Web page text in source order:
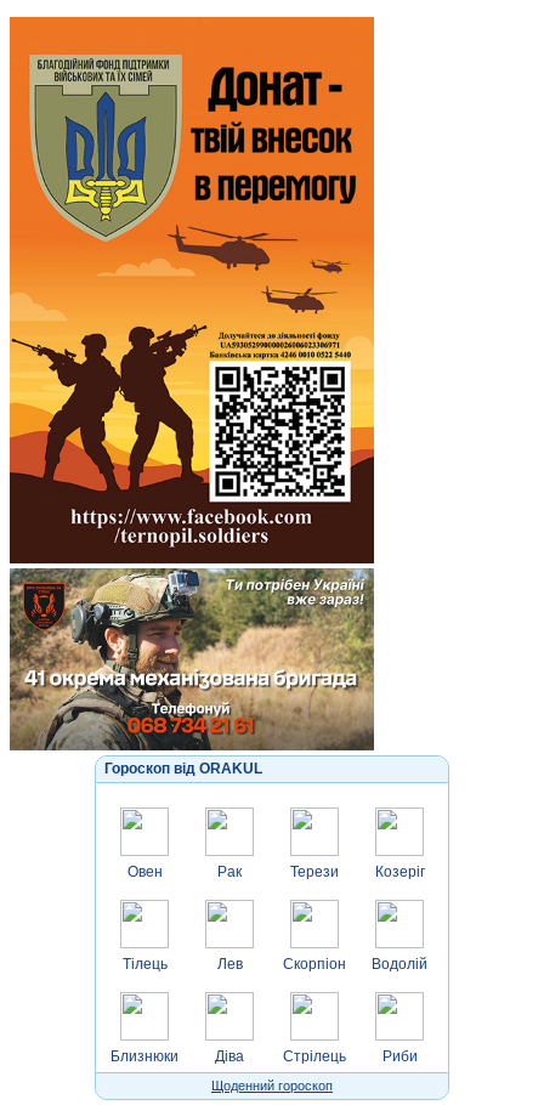
Гороскоп від ORAKUL
Овен
Тілець
Близнюки
Рак
Лев
Діва
Терези
Скорпіон
Стрілець
Козеріг
Водолій
Риби
Щоденний гороскоп